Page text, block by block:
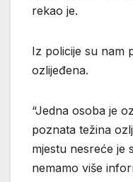
rekao je.
Iz policije su nam
ozlijeđena.
“Jedna osoba je
poznata težina
mjestu nesreće je
nemamo više